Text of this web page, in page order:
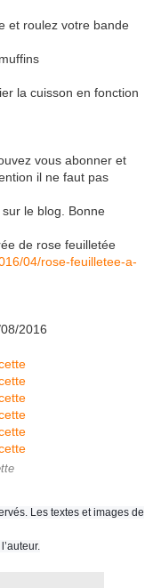
et roulez votre bande
la cuisson en fonction
vous abonner et
il ne faut pas
le blog. Bonne
de rose feuilletée
04/rose-feuilletee-a-
2016
Les textes et images de